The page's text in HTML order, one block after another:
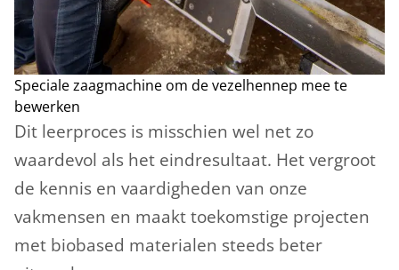
Speciale zaagmachine om de vezelhennep mee te
bewerken
Dit leerproces is misschien wel net zo
waardevol als het eindresultaat. Het vergroot
de kennis en vaardigheden van onze
vakmensen en maakt toekomstige projecten
met biobased materialen steeds beter